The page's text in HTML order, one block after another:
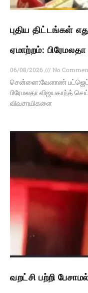
புதிய திட்டங்கள்
ஏமாற்றம்:
06/08/2026
No
சென்னை:வேளாண் பட்ஜெட்
பிரேமலதா விஜயகாந்த்
விவசாயிகளை
வறட்சி பற்றி